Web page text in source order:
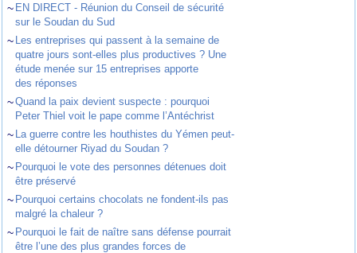
~ EN DIRECT - Réunion du Conseil de sécurité
sur le Soudan du Sud
~ Les entreprises qui passent à la semaine de
quatre jours sont-elles plus productives ? Une
étude menée sur 15 entreprises apporte
des réponses
~Quand la paix devient suspecte : pourquoi
Peter Thiel voit le pape comme l’Antéchrist
~ La guerre contre les houthistes du Yémen peut-
elle détourner Riyad du Soudan ?
~ Pourquoi le vote des personnes détenues doit
être préservé
~ Pourquoi certains chocolats ne fondent-ils pas
malgré la chaleur ?
~ Pourquoi le fait de naître sans défense pourrait
être l’une des plus grandes forces de